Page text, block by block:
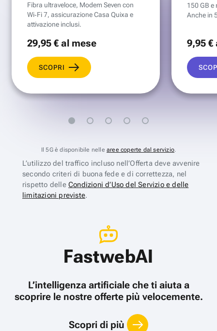
Fibra ultraveloce, Modem Seven con
Wi‑Fi 7, assicurazione Casa Quixa e
attivazione inclusi.
29,95 €al mese
SCOPRI
150 GB e
Anche in
9,95 €
Il 5G è disponibile nelle aree coperte dal servizio.
L’utilizzo del traffico incluso nell’Offerta deve avvenire
secondo criteri di buona fede e di correttezza, nel
rispetto delle Condizioni d’Uso del Servizio e delle
limitazioni previste.
FastwebAI
L’intelligenza artificiale che ti aiuta a
scoprire le nostre offerte più velocemente.
Scopri di più